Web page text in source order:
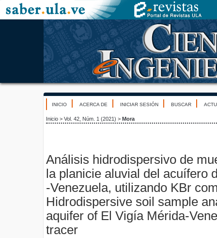
INICIO ACERCA DE INICIAR SESIÓN BUSCAR
Inicio > Vol. 42, Núm. 1 (2021) > Mora
Análisis hidrodispersivo de
la planicie aluvial del acuífero
-Venezuela, utilizando KBr
Hidrodispersive soil sample
aquifer of El Vigía Mérida-
tracer